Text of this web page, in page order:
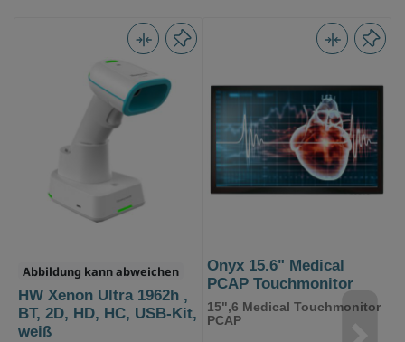
Abbildung kann abweichen
HW Xenon Ultra 1962h ,
BT, 2D, HD, HC, USB-Kit,
weiß
Onyx 15.6" Medical
PCAP Touchmonitor
15",6 Medical Touchmonitor
PCAP